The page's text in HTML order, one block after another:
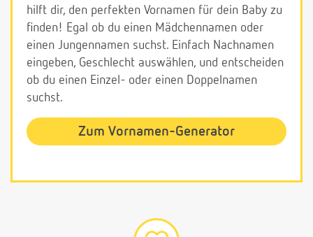
hilft dir, den perfekten Vornamen für dein Baby zu
finden! Egal ob du einen Mädchennamen oder
einen Jungennamen suchst. Einfach Nachnamen
eingeben, Geschlecht auswählen, und entscheiden
ob du einen Einzel- oder einen Doppelnamen
suchst.
Zum Vornamen-Generator